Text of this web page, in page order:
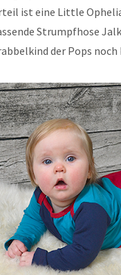
ist eine Little
Strumpfhose
der Pops